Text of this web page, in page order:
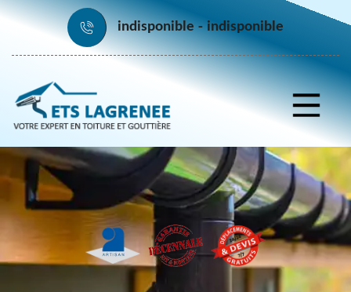
indisponible indisponible